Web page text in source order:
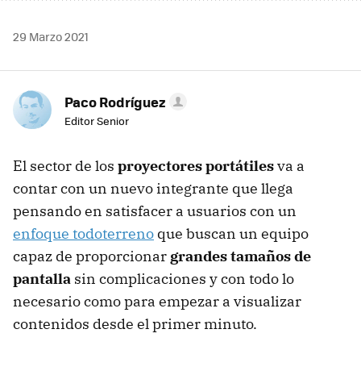
29 Marzo 2021
Paco Rodríguez
Editor Senior
El sector de los proyectores portátilesva a
contar con un nuevo integrante que llega
pensando en satisfacer a usuarios con un
enfoque todoterreno que buscan un equipo
capaz de proporcionar grandes tamaños de
pantalla sin complicaciones y con todo lo
necesario como para empezar a visualizar
contenidos desde el primer minuto.